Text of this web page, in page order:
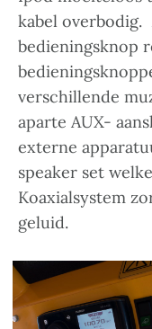
kabel
bedieningsknop
verschillende
aparte AUX-
externe
speaker set
Koaxialsystem
geluid.